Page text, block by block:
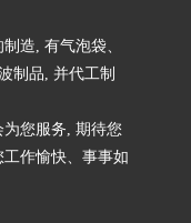
造, 有气泡袋、
制品, 并代工制
您服务, 期待您
作愉快、事事如